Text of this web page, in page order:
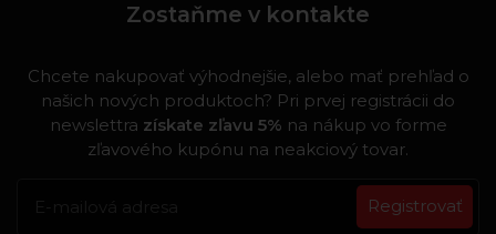
Zostaňme v kontakte
Chcete nakupovať výhodnejšie, alebo mať prehľad o
našich nových produktoch? Pri prvej registrácii do
newslettra získate zľavu 5% na nákup vo forme
zľavového kupónu na neakciový tovar.
Registrovať